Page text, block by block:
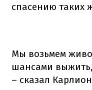
спасению таких
Мы возьмем
шансами выжить,
– сказал